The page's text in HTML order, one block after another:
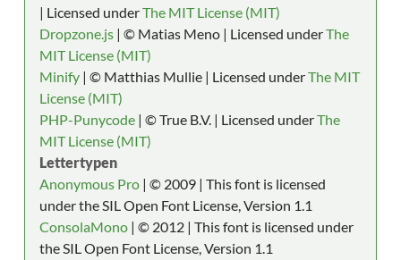
| Licensed underThe MIT License (MIT)
Dropzone.js | © Matias Meno | Licensed underThe
MIT License (MIT)
Minify | © Matthias Mullie | Licensed underThe MIT
License (MIT)
PHP-Punycode | © True B.V. | Licensed underThe
MIT License (MIT)
Lettertypen
Anonymous Pro | © 2009 | This font is licensed
under the SIL Open Font License, Version 1.1
ConsolaMono | © 2012 | This font is licensed under
the SIL Open Font License, Version 1.1